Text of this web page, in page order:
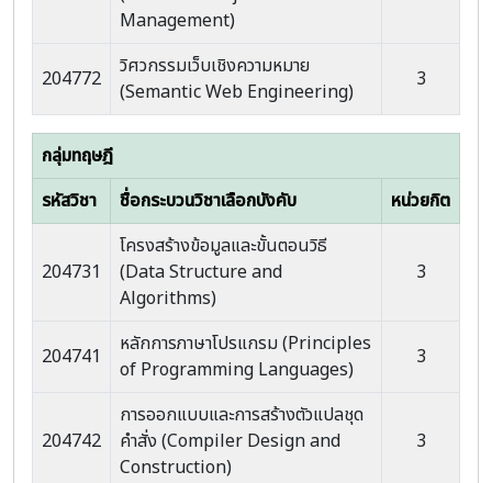
Management)
204772
วิศวกรรมเว็บเชิงความหมาย
(Semantic Web Engineering)
3
กลุ่มทฤษฎี
รหัสวิชา
ชื่อกระบวนวิชาเลือกบังคับ หน่วยกิต
204731
โครงสร้างข้อมูลและขั้นตอนวิธี
(Data Structure and
Algorithms)
3
204741
หลักการภาษาโปรแกรม (Principles
of Programming Languages)
3
204742
การออกแบบและการสร้างตัวแปลชุด
คำสั่ง (Compiler Design and
Construction)
3